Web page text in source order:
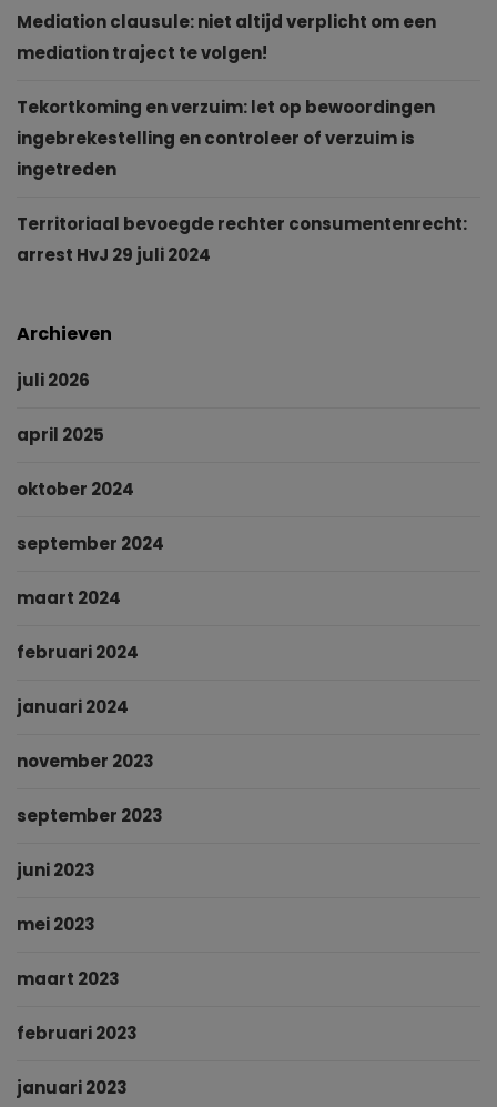
Mediation clausule: niet altijd verplicht om een
mediation traject te volgen!
Tekortkoming en verzuim: let op bewoordingen
ingebrekestelling en controleer of verzuim is
ingetreden
Territoriaal bevoegde rechter consumentenrecht:
arrest HvJ 29 juli 2024
Archieven
juli 2026
april 2025
oktober 2024
september 2024
maart 2024
februari 2024
januari 2024
november 2023
september 2023
juni 2023
mei 2023
maart 2023
februari 2023
januari 2023